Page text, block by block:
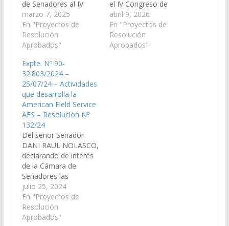
de Senadores al IV
Congreso de
Educación Intercultural
Bilingüe organizado
por el Ministerio de
Ciencia y Tecnología a
través de su
Coordinación de la
Modalidad de
Educación Intercultural
Bilingüe y que tiene
como objetivo general,
propiciar…
marzo 7, 2025
En "Proyectos de
Resolución
Aprobados"
el IV Congreso de
Educación Intercultural
Bilingüe, a llevarse a
cabo en la Ciudad de
Salta los días 9, 10 y
abril 9, 2026
En "Proyectos de
Resolución
Aprobados"
Expte. Nº 90-
32.803/2024 –
25/07/24 – Actividades
que desarrolla la
American Field Service
AFS – Resolución Nº
132/24
Del señor Senador
DANI RAUL NOLASCO,
declarando de interés
de la Cámara de
Senadores las
actividades que
desarrolla la American
Field Service AFS
(Programas
julio 25, 2024
En "Proyectos de
Resolución
Aprobados"